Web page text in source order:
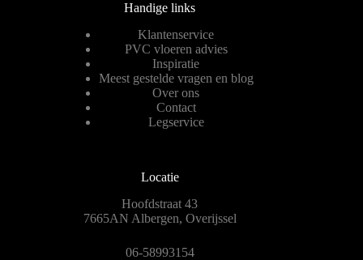
Handige links
Klantenservice
PVC vloeren advies
Inspiratie
Meest gestelde vragen en blog
Over ons
Contact
Legservice
Locatie
Hoofdstraat 43
7665AN Albergen, Overijssel
06-58993154